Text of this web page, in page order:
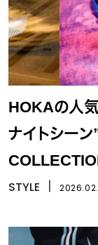
HOKAの人
ナイトシー
STYLE